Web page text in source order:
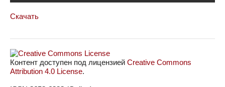
Скачать
Контент доступен под лицензией Creative Commons
Attribution 4.0 License.